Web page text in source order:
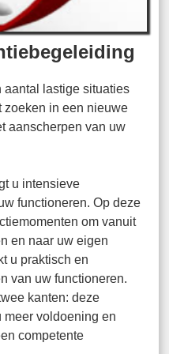
aantal lastige situaties
zoeken in een nieuwe
aanscherpen van uw
u intensieve
functioneren. Op deze
om vanuit
en naar uw eigen
u praktisch en
van uw functioneren.
kanten: deze
meer voldoening en
competente